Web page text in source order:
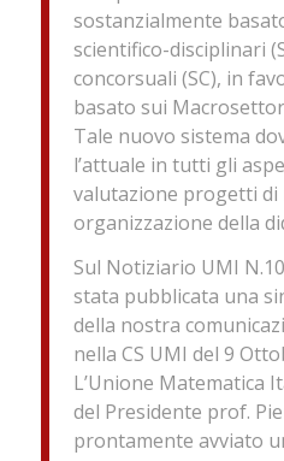
sostanzialmente
scientifico-disciplinari
concorsuali (SC), in
basato sui
Tale nuovo sistema
l’attuale in tutti gli
valutazione progetti di
organizzazione della
Sul Notiziario UMI
stata pubblicata una
della nostra
nella CS UMI del 9
L’Unione Matematica
del Presidente prof.
prontamente avviato